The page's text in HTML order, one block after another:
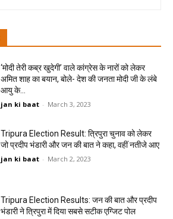
‘मोदी तेरी कब्र खुदेगी’ वाले कांग्रेस के नारों को लेकर
अमित शाह का बयान, बोले- देश की जनता मोदी जी के लंबे
आयु के...
jan ki baat - March 3, 2023
Tripura Election Result: त्रिपुरा चुनाव को लेकर
जो प्रदीप भंडारी और जन की बात ने कहा, वहीं नतीजे आए
jan ki baat - March 2, 2023
Tripura Election Results: जन की बात और प्रदीप
भंडारी ने त्रिपुरा में दिया सबसे सटीक एग्जिट पोल